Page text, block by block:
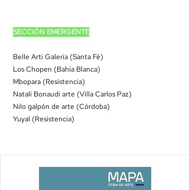
SECCIÓN EMERGENTE
Belle Arti Galería (Santa Fé)
Los Chopen (Bahía Blanca)
Mbopara (Resistencia)
Natali Bonaudi arte (Villa Carlos Paz)
Nilo galpón de arte (Córdoba)
Yuyal (Resistencia)